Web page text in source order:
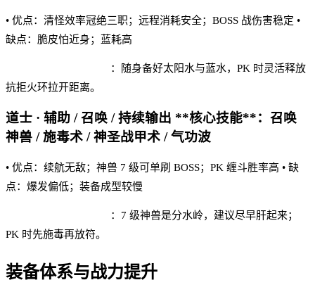
• 优点：清怪效率冠绝三职；远程消耗安全；BOSS 战伤害稳定 •
缺点：脆皮怕近身；蓝耗高
：随身备好太阳水与蓝水，PK 时灵活释放
抗拒火环拉开距离。
道士 · 辅助 / 召唤 / 持续输出 **核心技能**：召唤
神兽 / 施毒术 / 神圣战甲术 / 气功波
• 优点：续航无敌；神兽 7 级可单刷 BOSS；PK 缠斗胜率高 • 缺
点：爆发偏低；装备成型较慢
：7 级神兽是分水岭，建议尽早肝起来；
PK 时先施毒再放符。
装备体系与战力提升